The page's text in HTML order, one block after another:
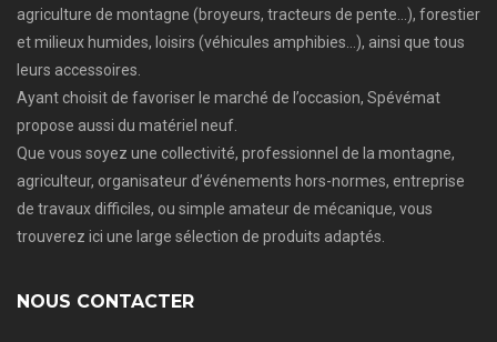
agriculture de montagne (broyeurs, tracteurs de pente…), forestier
et milieux humides, loisirs (véhicules amphibies…), ainsi que tous
leurs accessoires.
Ayant choisit de favoriser le marché de l’occasion, Spévémat
propose aussi du matériel neuf.
Que vous soyez une collectivité, professionnel de la montagne,
agriculteur, organisateur d’événements hors-normes, entreprise
de travaux difficiles, ou simple amateur de mécanique, vous
trouverez ici une large sélection de produits adaptés.
NOUS CONTACTER